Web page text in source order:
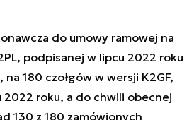
do umowy ramowej na
podpisanej w lipcu 2022 roku
na 180 czołgów w wersji K2GF,
2022 roku, a do chwili obecnej
130 z 180 zamówionych